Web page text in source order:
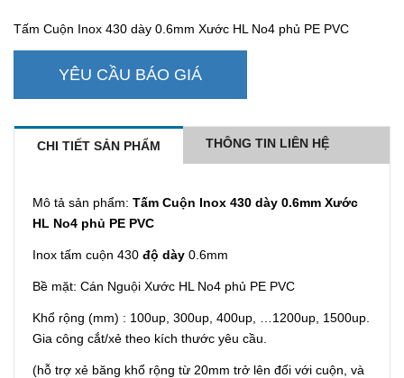
Tấm Cuộn Inox 430 dày 0.6mm Xước HL No4 phủ PE PVC
YÊU CẦU BÁO GIÁ
CHI TIẾT SẢN PHẨM THÔNG TIN LIÊN HỆ
Mô tả sản phẩm: Tấm Cuộn Inox 430 dày 0.6mm Xước
HL No4 phủ PE PVC
Inox tấm cuộn 430 độ dày 0.6mm
Bề mặt: Cán Nguội Xước HL No4 phủ PE PVC
Khổ rộng (mm) : 100up, 300up, 400up, …1200up, 1500up.
Gia công cắt/xẻ theo kích thước yêu cầu.
(hỗ trợ xẻ băng khổ rộng từ 20mm trở lên đối với cuộn, và